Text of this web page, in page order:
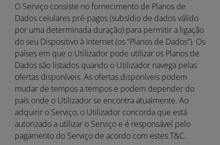
O Serviço consiste no fornecimento de Planos de
Dados celulares pré-pagos (subsídio de dados válido
por uma determinada duração) para permitir a ligação
do seu Dispositivo à Internet (os “Planos de Dados”). Os
países em que o Utilizador pode utilizar os Planos de
Dados são listados quando o Utilizador navega pelas
ofertas disponíveis. As ofertas disponíveis podem
mudar de tempos a tempos e podem depender do
país onde o Utilizador se encontra atualmente. Ao
adquirir o Serviço, o Utilizador concorda que está
autorizado a utilizar o Serviço e é responsável pelo
pagamento do Serviço de acordo com estes T&C.